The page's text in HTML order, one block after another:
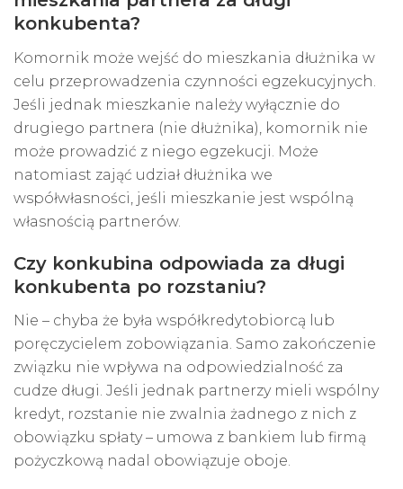
konkubenta?
Komornik może wejść do mieszkania dłużnika w
celu przeprowadzenia czynności egzekucyjnych.
Jeśli jednak mieszkanie należy wyłącznie do
drugiego partnera (nie dłużnika), komornik nie
może prowadzić z niego egzekucji. Może
natomiast zająć udział dłużnika we
współwłasności, jeśli mieszkanie jest wspólną
własnością partnerów.
Czy konkubina odpowiada za długi
konkubenta po rozstaniu?
Nie – chyba że była współkredytobiorcą lub
poręczycielem zobowiązania. Samo zakończenie
związku nie wpływa na odpowiedzialność za
cudze długi. Jeśli jednak partnerzy mieli wspólny
kredyt, rozstanie nie zwalnia żadnego z nich z
obowiązku spłaty – umowa z bankiem lub firmą
pożyczkową nadal obowiązuje oboje.